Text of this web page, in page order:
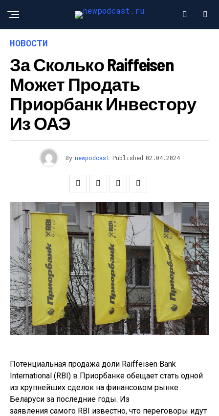
НОВОСТИ
За Сколько Raiffeisen
Может Продать
Приорбанк Инвестору
Из ОАЭ
By newpodcast Published 02.04.2024
Потенциальная продажа доли Raiffeisen Bank
International (RBI) в Приорбанке обещает стать одной
из крупнейших сделок на финансовом рынке
Беларуси за последние годы. Из
заявления самого RBI известно, что переговоры идут